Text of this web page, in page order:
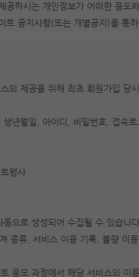
공하시는 개인정보가 어떠한 용
공지사항(또는 개별공지)을 통
제공을 위해 최초 회원가입 당
년월일, 아이디, 비밀번호, 접
행사
으로 생성되어 수집될 수 있습니다.
종류, 서비스 이용 기록, 불량 이
응모 과정에서 해당 서비스의 이